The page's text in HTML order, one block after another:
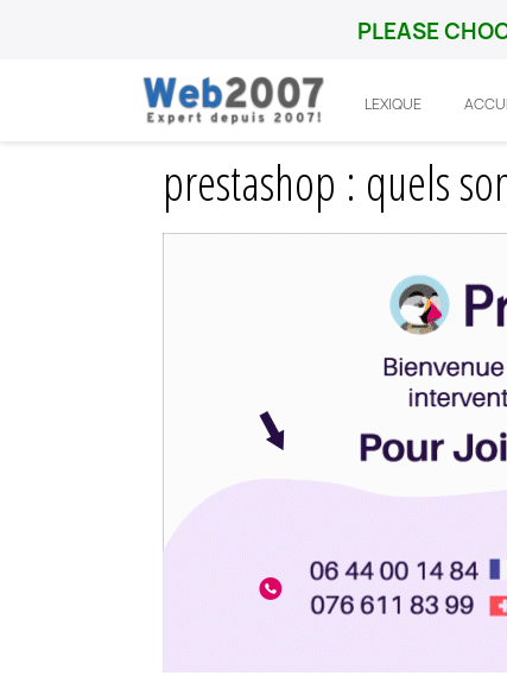
PLEASE
LEXIQUE
Accueil Prestashop
prestashop : quels